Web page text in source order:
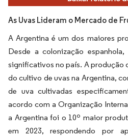
As Uvas Lideram o Mercado de
A Argentina é um dos maiores
Desde a colonização
significativos no país. A produção
do cultivo de uvas na Argentina,
de uva cultivadas
acordo com a Organização
a Argentina foi o 10º maior
em 2023, respondendo por